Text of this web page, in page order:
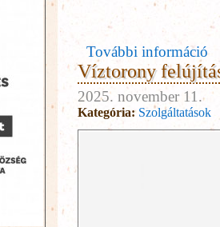
További információ
Víztorony
2025. november 11.
Kategória: Szolgáltatások